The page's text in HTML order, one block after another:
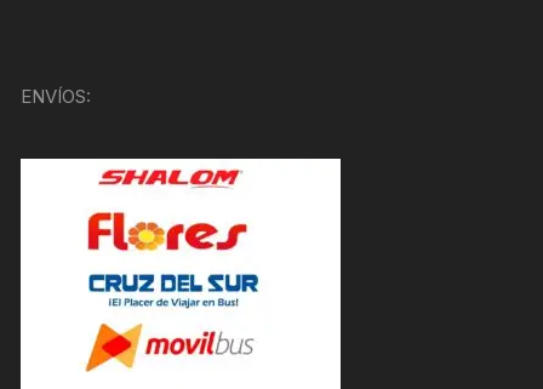
ENVÍOS: